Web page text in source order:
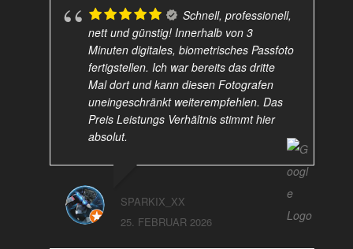
Schnell, professionell,
nett und günstig! Innerhalb von 3
Minuten digitales, biometrisches Passfoto
fertigstellen. Ich war bereits das dritte
Mal dort und kann diesen Fotografen
uneingeschränkt weiterempfehlen. Das
Preis Leistungs Verhältnis stimmt hier
absolut.
SPARKIX_XX
25. FEBRUAR 2026